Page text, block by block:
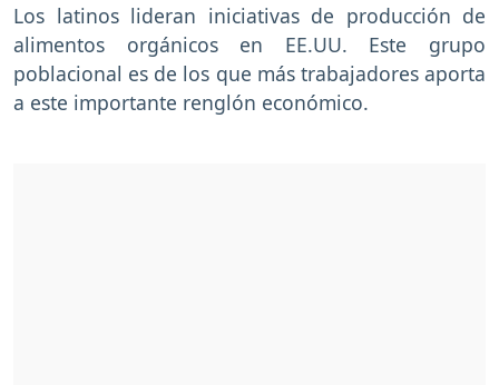
Los latinos lideran iniciativas de producción de
alimentos orgánicos en EE.UU. Este grupo
poblacional es de los que más trabajadores aporta
a este importante renglón económico.